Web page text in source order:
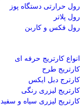
رول حرارتی دستگاه پوز
رول پلاتر
رول فکس و کاربن
انواع کارتریج حرفه ای
کارتریج طرح
کارترج دبل ایکس
کارتریج لیزری رنگی
کارتریج لیزری سیاه و سفید